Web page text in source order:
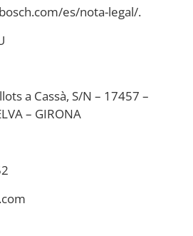
es/nota-legal/.
a Cassà, S/N – 17457 –
– GIRONA